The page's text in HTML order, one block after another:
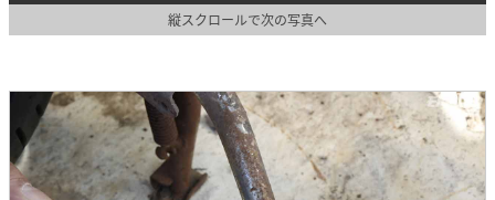
縦スクロールで次の写真へ